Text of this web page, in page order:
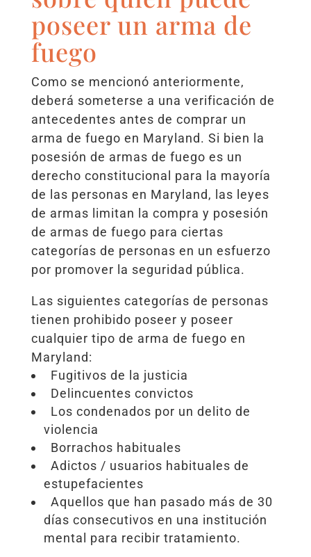
poseer un arma de
fuego
Como se mencionó anteriormente,
deberá someterse a una verificación de
antecedentes antes de comprar un
arma de fuego en Maryland. Si bien la
posesión de armas de fuego es un
derecho constitucional para la mayoría
de las personas en Maryland, las leyes
de armas limitan la compra y posesión
de armas de fuego para ciertas
categorías de personas en un esfuerzo
por promover la seguridad pública.
Las siguientes categorías de personas
tienen prohibido poseer y poseer
cualquier tipo de arma de fuego en
Maryland:
Fugitivos de la justicia
Delincuentes convictos
Los condenados por un delito de
violencia
Borrachos habituales
Adictos / usuarios habituales de
estupefacientes
Aquellos que han pasado más de 30
días consecutivos en una institución
mental para recibir tratamiento.